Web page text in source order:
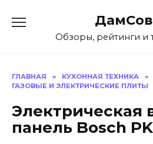
содержаниюОбзоры, рейтинги и
ГЛАВНАЯ » КУХОННАЯ ТЕХНИКА »
ГАЗОВЫЕ И ЭЛЕКТРИЧЕСКИЕ ПЛИТЫ
Электрическая
панель Bosch